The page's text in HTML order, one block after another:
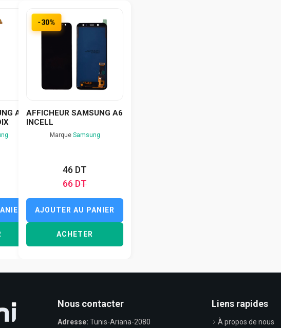
A6
-30%
AFFICHEUR SAMSUNG A6
INCELL
Marque Samsung
46 DT
66 DT
AJOUTER AU PANIER
ACHETER
Nous contacter
Adresse: Tunis-Ariana-2080
Liens rapides
À propos de nous